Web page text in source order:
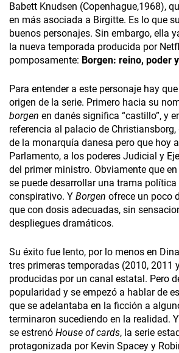
Babett Knudsen (Copenhague,1968),
en más asociada a Birgitte. Es lo que
buenos personajes. Sin embargo, ella
la nueva temporada producida por
pomposamente: Borgen: reino, poder
Para entender a este personaje hay
origen de la serie. Primero hacia su
borgen en danés significa “castillo”, y
referencia al palacio de
de la monarquía danesa pero que hoy
Parlamento, a los poderes Judicial y
del primer ministro. Obviamente que
se puede desarrollar una trama
conspirativo. Y Borgen ofrece un poco
que con dosis adecuadas, sin
despliegues dramáticos.
Su éxito fue lento, por lo menos en
tres primeras temporadas (2010, 2011
producidas por un canal estatal. Pero
popularidad y se empezó a hablar de
que se adelantaba en la ficción a
terminaron sucediendo en la realidad.
se estrenó House of cards, la serie
protagonizada por Kevin Spacey y